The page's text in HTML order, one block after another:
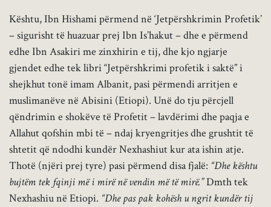
Kështu, Ibn Hishami përmend në ‘Jetpërshkrimin Profetik’
– sigurisht të huazuar prej Ibn Is’hakut – dhe e përmend
edhe Ibn Asakiri me zinxhirin e tij, dhe kjo ngjarje
gjendet edhe tek libri “Jetpërshkrimi profetik i saktë” i
shejkhut tonë imam Albanit, pasi përmendi arritjen e
muslimanëve në Abisini (Etiopi). Unë do tju përcjell
qëndrimin e shokëve të Profetit – lavdërimi dhe paqja e
Allahut qofshin mbi të – ndaj kryengritjes dhe grushtit të
shtetit që ndodhi kundër Nexhashiut kur ata ishin atje.
Thotë (njëri prej tyre) pasi përmend disa fjalë: “Dhe kështu
bujtëm tek fqinji më i mirë në vendin më të mirë.”Dmth tek
Nexhashiu në Etiopi. “Dhe pas pak kohësh u ngrit kundër tij